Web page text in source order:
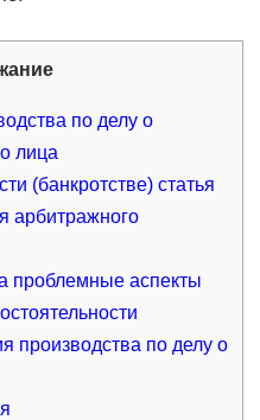
по делу о
лица
(банкротстве) статья
арбитражного
проблемные аспекты
производства по делу о